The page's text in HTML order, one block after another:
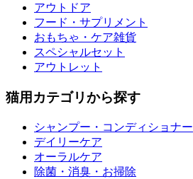
アウトドア
フード・サプリメント
おもちゃ・ケア雑貨
スペシャルセット
アウトレット
猫用カテゴリから探す
シャンプー・コンディショナー
デイリーケア
オーラルケア
除菌・消臭・お掃除